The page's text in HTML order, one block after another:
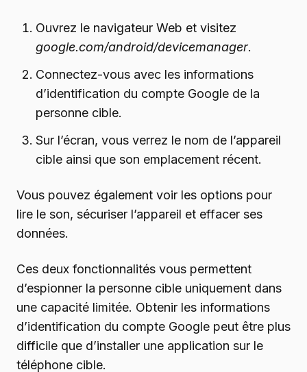
Ouvrez le navigateur Web et visitez
google.com/android/devicemanager.
Connectez-vous avec les informations
d’identification du compte Google de la
personne cible.
Sur l’écran, vous verrez le nom de l’appareil
cible ainsi que son emplacement récent.
Vous pouvez également voir les options pour
lire le son, sécuriser l’appareil et effacer ses
données.
Ces deux fonctionnalités vous permettent
d’espionner la personne cible uniquement dans
une capacité limitée. Obtenir les informations
d’identification du compte Google peut être plus
difficile que d’installer une application sur le
téléphone cible.